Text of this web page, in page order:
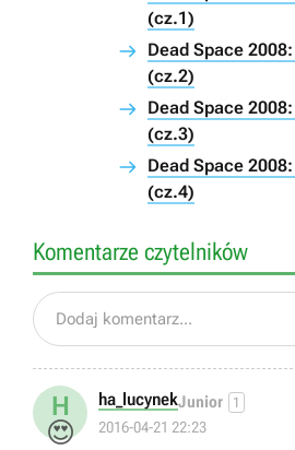
(cz.1)
Dead Space
(cz.2)
Dead Space
(cz.3)
Dead Space
(cz.4)
Komentarze czytelników
Dodaj komentarz...
H
😍
ha_lucynekJunior 1
2016-04-21 22:23